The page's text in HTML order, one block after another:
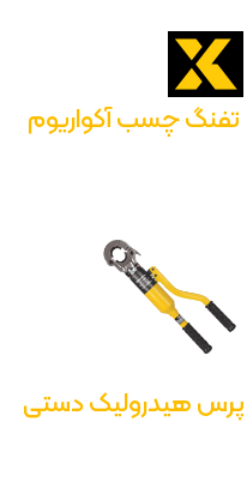
تفنگ چسب آکواریوم
پرس هیدرولیک دستی